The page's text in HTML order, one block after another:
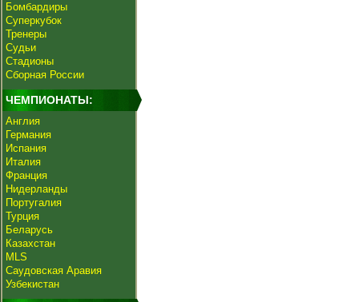
Бомбардиры
Суперкубок
Тренеры
Судьи
Стадионы
Сборная России
ЧЕМПИОНАТЫ:
Англия
Германия
Испания
Италия
Франция
Нидерланды
Португалия
Турция
Беларусь
Казахстан
MLS
Саудовская Аравия
Узбекистан